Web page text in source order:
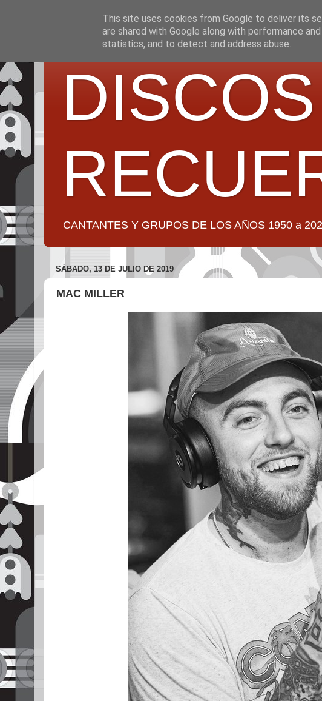
CANTANTES Y GRUPOS DE LOS AÑOS 1950 a
SÁBADO, 13 DE JULIO DE 2019
MAC MILLER
This site uses cookies from Google to deliver its
are shared with Google along with performance
statistics, and to detect and address abuse.